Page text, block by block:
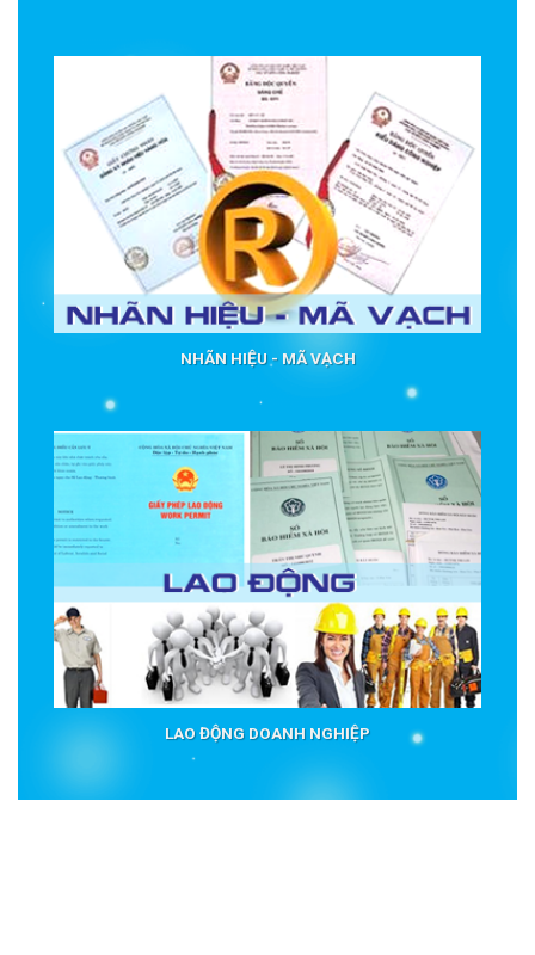
NHÃN HIỆU - MÃ VẠCH
LAO ĐỘNG DOANH NGHIỆP